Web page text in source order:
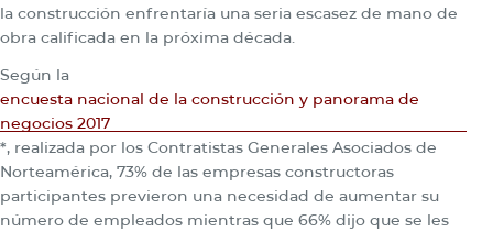
la construcción enfrentaría una seria escasez de mano de
obra calificada en la próxima década.
Según la
encuesta nacional de la construcción y panorama de
negocios 2017
*, realizada por los Contratistas Generales Asociados de
Norteamérica, 73% de las empresas constructoras
participantes previeron una necesidad de aumentar su
número de empleados mientras que 66% dijo que se les